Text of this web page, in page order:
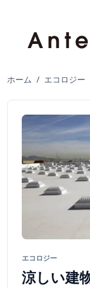
ホーム / エコロジー
エコロジー
涼しい建